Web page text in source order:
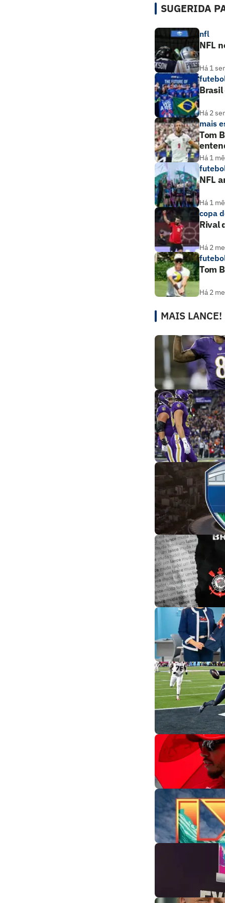
SUGERIDA
nfl
NFL
Há 1
Há 2
mais
Tom
Há 1
NFL
Há 1
copa
Rival
Há 2
Tom
Há 2
MAIS LANCE!